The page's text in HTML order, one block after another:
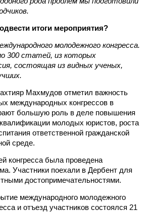
итоги мероприятия?
молодежного конгресса.
300 статей, из которых
состоящая из видных ученых,
Махмудов отметил важность
международных конгрессов в
большую роль в деле повышения
молодых юристов, роста
ответственной гражданской
среде.
конгресса была проведена
Участники поехали в Дербент для
достопримечательностями.
международного молодежного
и отъезд участников состоялся 21